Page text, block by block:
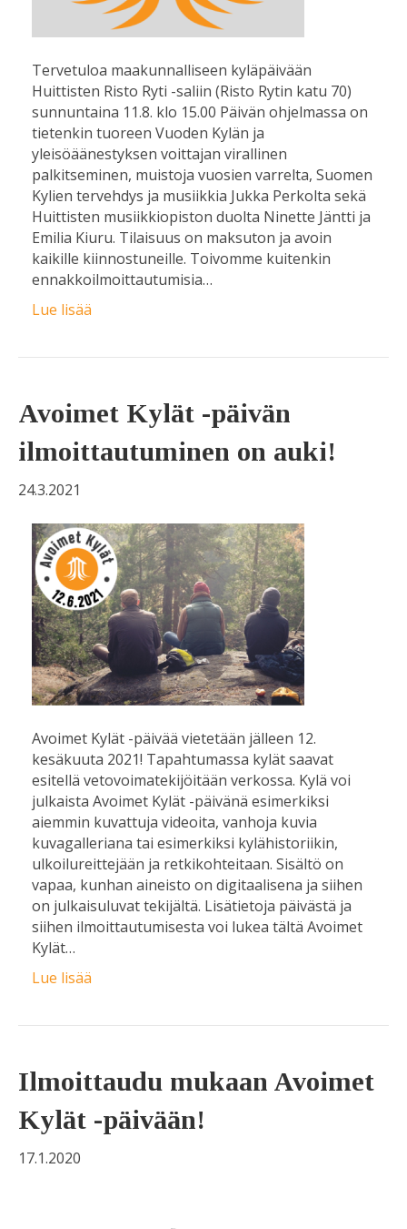
Tervetuloa maakunnalliseen kyläpäivään
Huittisten Risto Ryti -saliin (Risto Rytin katu 70)
sunnuntaina 11.8. klo 15.00 Päivän ohjelmassa on
tietenkin tuoreen Vuoden Kylän ja
yleisöäänestyksen voittajan virallinen
palkitseminen, muistoja vuosien varrelta, Suomen
Kylien tervehdys ja musiikkia Jukka Perkolta sekä
Huittisten musiikkiopiston duolta Ninette Jäntti ja
Emilia Kiuru. Tilaisuus on maksuton ja avoin
kaikille kiinnostuneille. Toivomme kuitenkin
ennakkoilmoittautumisia…
Lue lisää
Avoimet Kylät -päivän
ilmoittautuminen on auki!
24.3.2021
Avoimet Kylät -päivää vietetään jälleen 12.
kesäkuuta 2021! Tapahtumassa kylät saavat
esitellä vetovoimatekijöitään verkossa. Kylä voi
julkaista Avoimet Kylät -päivänä esimerkiksi
aiemmin kuvattuja videoita, vanhoja kuvia
kuvagalleriana tai esimerkiksi kylähistoriikin,
ulkoilureittejään ja retkikohteitaan. Sisältö on
vapaa, kunhan aineisto on digitaalisena ja siihen
on julkaisuluvat tekijältä. Lisätietoja päivästä ja
siihen ilmoittautumisesta voi lukea tältä Avoimet
Kylät…
Lue lisää
Ilmoittaudu mukaan Avoimet
Kylät -päivään!
17.1.2020